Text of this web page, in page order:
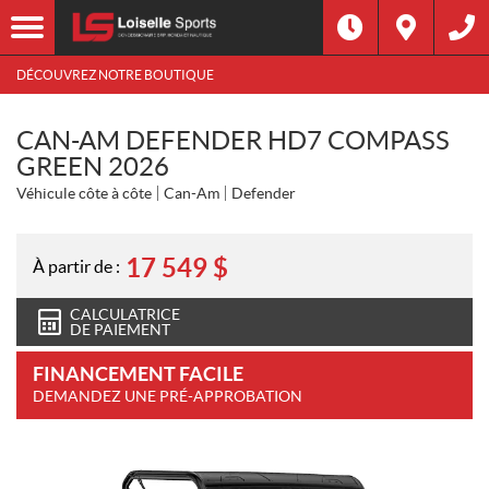
DÉCOUVREZ NOTRE BOUTIQUE
CAN-AM DEFENDER HD7 COMPASS
GREEN 2026
Véhicule côte à côte Can-Am Defender
À partir de : 17 549 $
CALCULATRICE
DE PAIEMENT
FINANCEMENT FACILE
DEMANDEZ UNE PRÉ-APPROBATION